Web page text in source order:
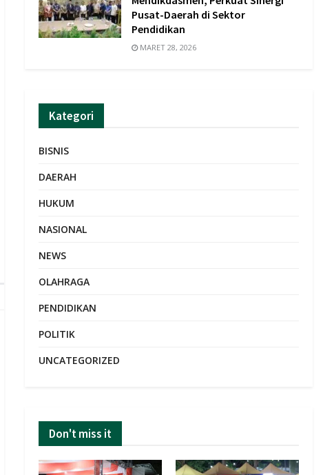
Pusat-Daerah di Sektor
Pendidikan
MARET 28, 2026
Kategori
BISNIS
DAERAH
HUKUM
NASIONAL
NEWS
OLAHRAGA
PENDIDIKAN
POLITIK
UNCATEGORIZED
Don't miss it